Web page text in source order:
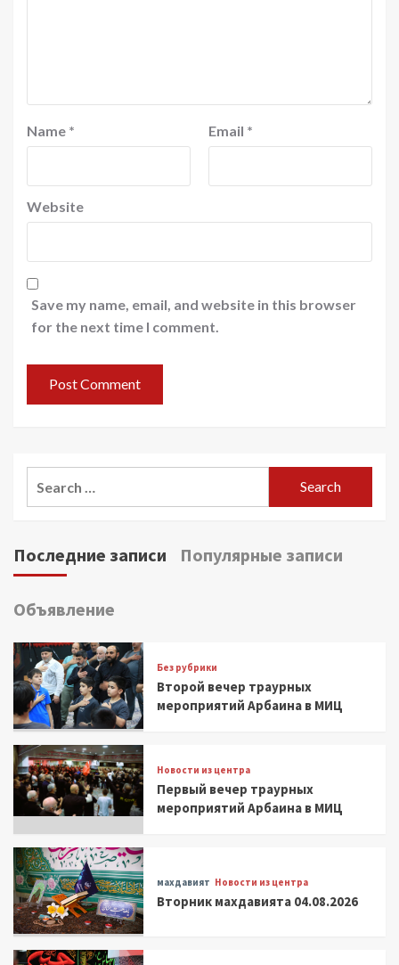
Name * Email *
Website
Save my name, email, and website in this browser
for the next time I comment.
Последние записи Популярные записи
Объявление
Без рубрики
Второй вечер траурных
мероприятий Арбаина в МИЦ
Новости из центра
Первый вечер траурных
мероприятий Арбаина в МИЦ
махдавият Новости из центра
Вторник махдавията 04.08.2026